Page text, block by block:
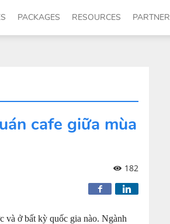
PACKAGES RESOURCES PARTNER
cafe giữa mùa
182
ở bất kỳ quốc gia nào. Ngành